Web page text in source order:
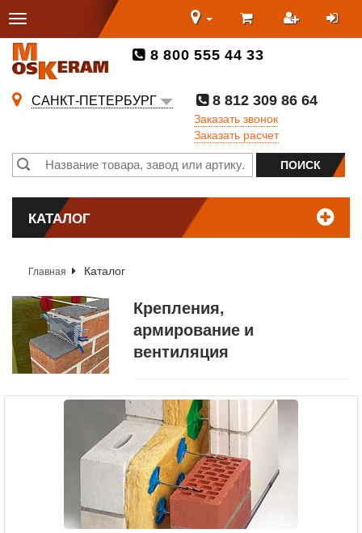
8 800 555 44 33
САНКТ-ПЕТЕРБУРГ
8 812 309 86 64
Заказать звонок
Заказать расчет
КАТАЛОГ
Главная Каталог
Крепления,
армирование и
вентиляция